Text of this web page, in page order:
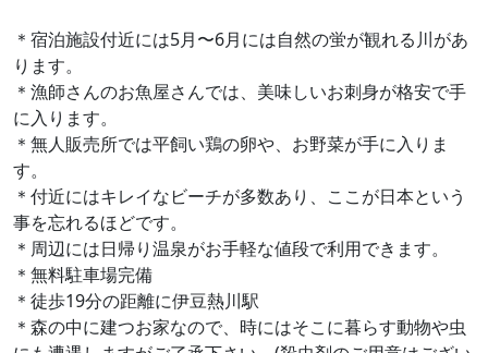
＊宿泊施設付近には5月〜6月には自然の蛍が観れる川があ
ります。
＊漁師さんのお魚屋さんでは、美味しいお刺身が格安で手
に入ります。
＊無人販売所では平飼い鶏の卵や、お野菜が手に入りま
す。
＊付近にはキレイなビーチが多数あり、ここが日本という
事を忘れるほどです。
＊周辺には日帰り温泉がお手軽な値段で利用できます。
＊無料駐車場完備
＊徒歩19分の距離に伊豆熱川駅
＊森の中に建つお家なので、時にはそこに暮らす動物や虫